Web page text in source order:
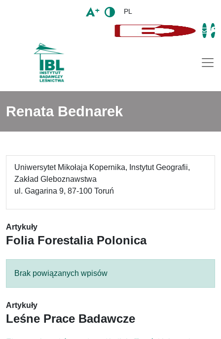
PL
Renata Bednarek
Uniwersytet Mikołaja Kopernika, Instytut Geografii,
Zakład Gleboznawstwa
ul. Gagarina 9, 87-100 Toruń
Artykuły
Folia Forestalia Polonica
Brak powiązanych wpisów
Artykuły
Leśne Prace Badawcze